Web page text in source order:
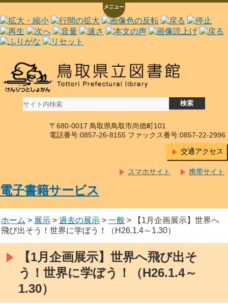
〒680-0017 鳥取県鳥取市尚徳町101
電話番号:0857-26-8155 ファックス番号:0857-22-2996
交通アクセス
携帯サイト
スマホサイト
電子書籍サービス
ホーム > 展示 > 過去の展示 > 一般 > 【1月企画展示】世界へ
飛び出そう！世界に学ぼう！（H26.1.4～1.30）
【1月企画展示】世界へ飛び出そ
う！世界に学ぼう！（H26.1.4～
1.30）